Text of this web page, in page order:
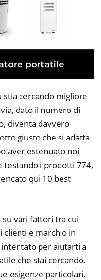
stia cercando migliore
dato il numero di
diventa davvero
giusto che si adatta
aver estenuato noi
testando i prodotti 774,
qui 10 best
vari fattori tra cui
clienti e marchio in
per aiutarti a
che stai cercando.
esigenze particolari,